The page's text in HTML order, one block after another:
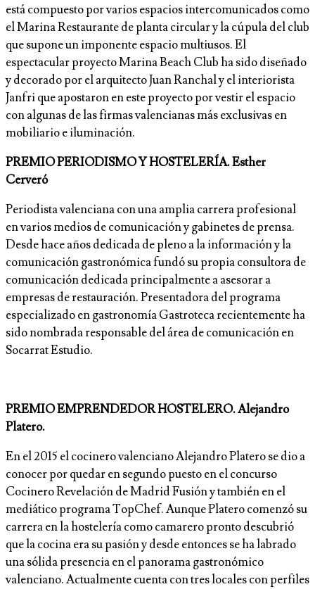
está compuesto por varios espacios intercomunicados como
el Marina Restaurante de planta circular y la cúpula del club
que supone un imponente espacio multiusos. El
espectacular proyecto Marina Beach Club ha sido diseñado
y decorado por el arquitecto Juan Ranchal y el interiorista
Janfri que apostaron en este proyecto por vestir el espacio
con algunas de las firmas valencianas más exclusivas en
mobiliario e iluminación.
PREMIO PERIODISMO Y HOSTELERÍA. Esther
Cerveró
Periodista valenciana con una amplia carrera profesional
en varios medios de comunicación y gabinetes de prensa.
Desde hace años dedicada de pleno a la información y la
comunicación gastronómica fundó su propia consultora de
comunicación dedicada principalmente a asesorar a
empresas de restauración. Presentadora del programa
especializado en gastronomía Gastroteca recientemente ha
sido nombrada responsable del área de comunicación en
Socarrat Estudio.
PREMIO EMPRENDEDOR HOSTELERO. Alejandro
Platero.
En el 2015 el cocinero valenciano Alejandro Platero se dio a
conocer por quedar en segundo puesto en el concurso
Cocinero Revelación de Madrid Fusión y también en el
mediático programa TopChef. Aunque Platero comenzó su
carrera en la hostelería como camarero pronto descubrió
que la cocina era su pasión y desde entonces se ha labrado
una sólida presencia en el panorama gastronómico
valenciano. Actualmente cuenta con tres locales con perfiles